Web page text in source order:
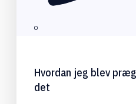
0
Hvordan jeg blev
det